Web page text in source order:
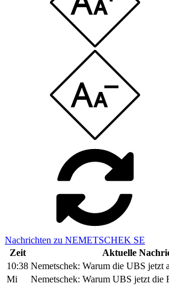
Nachrichten zu NEMETSCHEK SE
Zeit
Aktuelle
10:38 Nemetschek: Warum die UBS jetzt
Mi
Nemetschek: Warum UBS jetzt die